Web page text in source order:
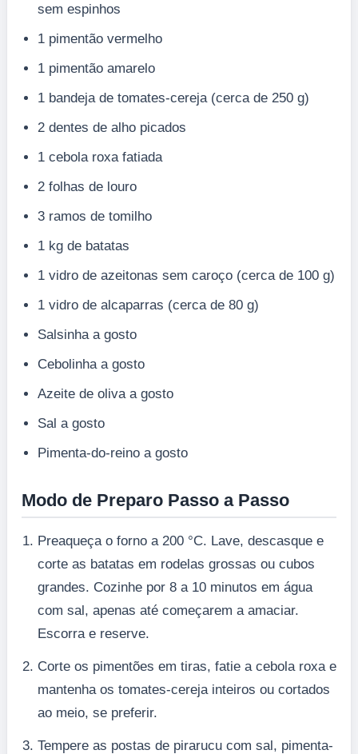
sem espinhos
1 pimentão vermelho
1 pimentão amarelo
1 bandeja de tomates-cereja (cerca de 250 g)
2 dentes de alho picados
1 cebola roxa fatiada
2 folhas de louro
3 ramos de tomilho
1 kg de batatas
1 vidro de azeitonas sem caroço (cerca de 100 g)
1 vidro de alcaparras (cerca de 80 g)
Salsinha a gosto
Cebolinha a gosto
Azeite de oliva a gosto
Sal a gosto
Pimenta-do-reino a gosto
Modo de Preparo Passo a Passo
Preaqueça o forno a 200 °C. Lave, descasque e
corte as batatas em rodelas grossas ou cubos
grandes. Cozinhe por 8 a 10 minutos em água
com sal, apenas até começarem a amaciar.
Escorra e reserve.
Corte os pimentões em tiras, fatie a cebola roxa e
mantenha os tomates-cereja inteiros ou cortados
ao meio, se preferir.
Tempere as postas de pirarucu com sal, pimenta-